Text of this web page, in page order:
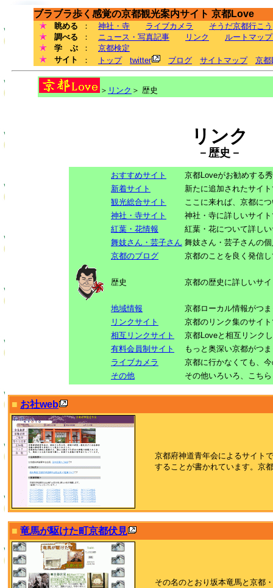
ブラブラ歩く感覚の京都観光案内サイト 京都Love
眺める ： 神社・寺 ライブカメラ
そうだ京都行こう
調べる
： ニュース・写真記事 リンク
ルートマッ
学 ぶ
： 京都検定
サイト
： トップ twitter ブログ サイトマップ 京都
＞ リンク ＞ 歴史
リンク
－歴史－
おすすめサイト
京都Loveがお勧めする
新着サイト
新たに追加されたサイ
観光総合サイト
ここに来れば、京都に
神社・寺サイト
神社・寺に詳しいサイ
紅葉・花情報
紅葉・花について詳し
舞妓さん・芸子さん 舞妓さん・芸子さんの
京都のブログ
京都のことを良く発信
歴史 京都の歴史に詳しいサ
地域情報
京都ローカル情報がつ
リンクサイト
京都のリンク集のサイ
相互リンクサイト
京都Loveと相互リンク
有料会員制サイト
もっと奥深い京都がつ
ライブカメラ
京都に行かなくても、
その他
その他いろいろ、こち
■ お社web
京都府神道青年会によるサイト
することが書かれています。京
■ 竜馬が駆けた町京都伏見
その名のとおり坂本竜馬と京都